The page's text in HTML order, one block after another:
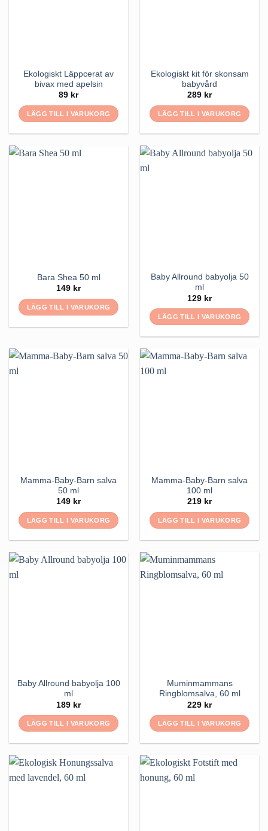
Ekologiskt Läppcerat av
bivax med apelsin
89 kr
LÄGG TILL I VARUKORG
Ekologiskt kit för skonsam
babyvård
289 kr
LÄGG TILL I VARUKORG
Bara Shea 50 ml
149 kr
LÄGG TILL I VARUKORG
Baby Allround babyolja 50
ml
129 kr
LÄGG TILL I VARUKORG
Mamma-Baby-Barn salva
50 ml
149 kr
LÄGG TILL I VARUKORG
Mamma-Baby-Barn salva
100 ml
219 kr
LÄGG TILL I VARUKORG
Baby Allround babyolja 100
ml
189 kr
LÄGG TILL I VARUKORG
Muminmammans
Ringblomsalva, 60 ml
229 kr
LÄGG TILL I VARUKORG